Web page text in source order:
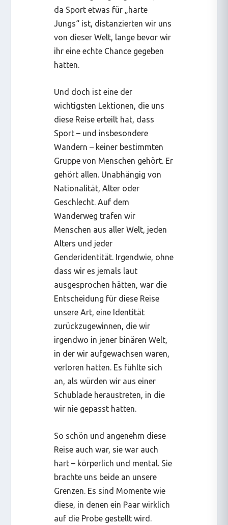
da Sport etwas für „harte
Jungs“ ist, distanzierten wir uns
von dieser Welt, lange bevor wir
ihr eine echte Chance gegeben
hatten.
Und doch ist eine der
wichtigsten Lektionen, die uns
diese Reise erteilt hat, dass
Sport – und insbesondere
Wandern – keiner bestimmten
Gruppe von Menschen gehört. Er
gehört allen. Unabhängig von
Nationalität, Alter oder
Geschlecht. Auf dem
Wanderweg trafen wir
Menschen aus aller Welt, jeden
Alters und jeder
Genderidentität. Irgendwie, ohne
dass wir es jemals laut
ausgesprochen hätten, war die
Entscheidung für diese Reise
unsere Art, eine Identität
zurückzugewinnen, die wir
irgendwo in jener binären Welt,
in der wir aufgewachsen waren,
verloren hatten. Es fühlte sich
an, als würden wir aus einer
Schublade heraustreten, in die
wir nie gepasst hatten.
So schön und angenehm diese
Reise auch war, sie war auch
hart – körperlich und mental. Sie
brachte uns beide an unsere
Grenzen. Es sind Momente wie
diese, in denen ein Paar wirklich
auf die Probe gestellt wird.